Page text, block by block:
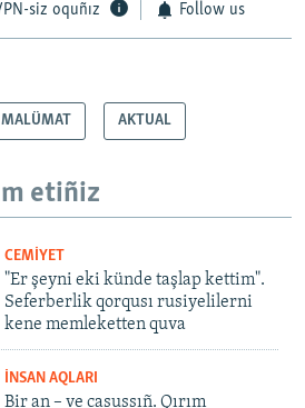
siz oquñız Follow us
MALÜMAT AKTUAL
etiñiz
CEMİYET
"Er şeyni eki künde taşlap kettim".
Seferberlik qorqusı rusiyelilerni
kene memleketten quva
İNSAN AQLARI
Bir an – ve casussıñ. Qırım